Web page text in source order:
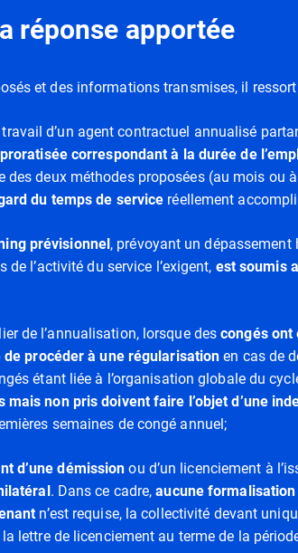
réponse apportée
et des informations transmises, il ressort
d’un agent contractuel annualisé
correspondant à la durée de
des deux méthodes proposées (au mois ou
du temps de service réellement
prévisionnel, prévoyant un dépassement
l’activité du service l’exigent, est soumis
de l’annualisation, lorsque descongés ont
procéder à une régularisation en cas de
étant liée à l’organisation globale du
mais non pris doivent faire l’objet d’une
semaines de congé annuel;
d’une démission ou d’un licenciement à
. Dans ce cadre,aucune formalisation
n’est requise, la collectivité devant
lettre de licenciement au terme de la